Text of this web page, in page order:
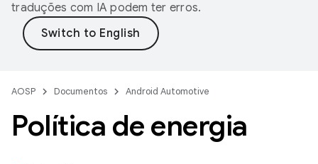
traduções com IA podem ter erros.
AOSP Documentos Android Automotive
Política de energia